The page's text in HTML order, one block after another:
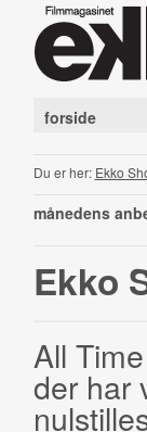
forside
Du er her: Ekko
månedens
Ekko
All
der har